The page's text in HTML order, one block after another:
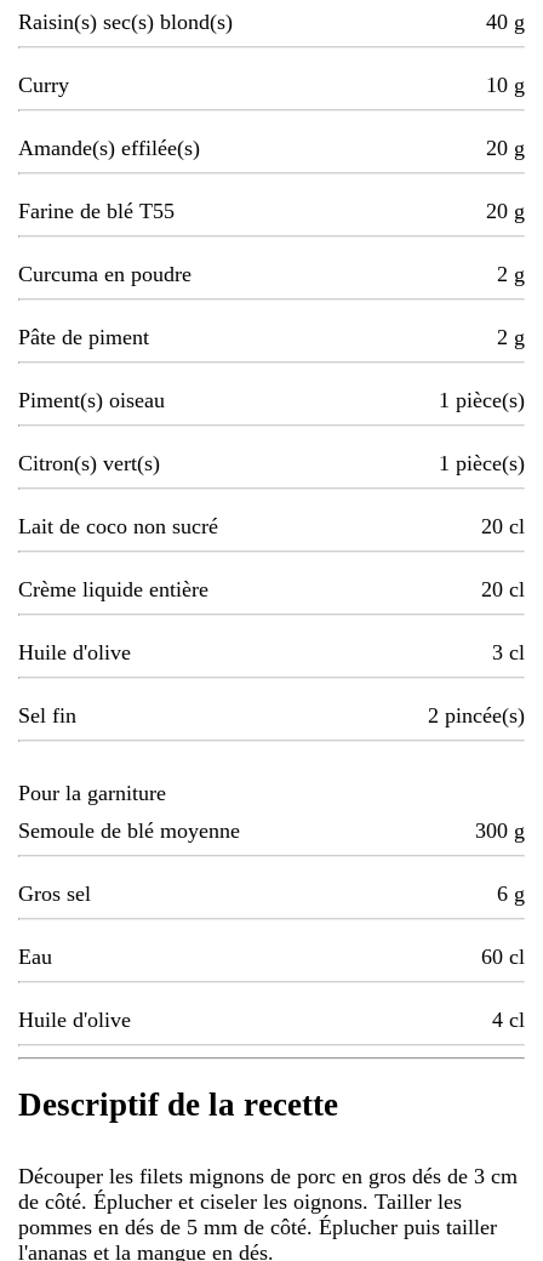
Raisin(s) sec(s) blond(s) 40 g
Curry 10 g
Amande(s) effilée(s) 20 g
Farine de blé T55 20 g
Curcuma en poudre 2 g
Pâte de piment 2 g
Piment(s) oiseau 1 pièce(s)
Citron(s) vert(s) 1 pièce(s)
Lait de coco non sucré 20 cl
Crème liquide entière 20 cl
Huile d'olive 3 cl
Sel fin 2 pincée(s)
Pour la garniture
Semoule de blé moyenne
300 g
Gros sel 6 g
Eau 60 cl
Huile d'olive 4 cl
Descriptif de la recette
Découper les filets mignons de porc en gros dés de 3 cm
de côté. Éplucher et ciseler les oignons. Tailler les
pommes en dés de 5 mm de côté. Éplucher puis tailler
l'ananas et la mangue en dés.